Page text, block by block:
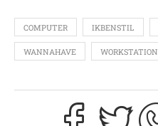
COMPUTER IKBENSTIL
WANNAHAVE WORKSTATION